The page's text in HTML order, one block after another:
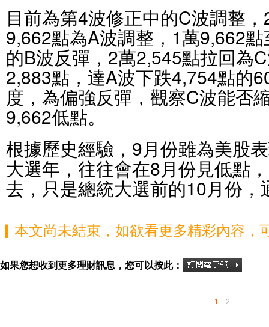
目前為第4波修正中的C波調整
9,662點為A波調整，1萬9,662
的B波反彈，2萬2,545點拉回為
2,883點，達A波下跌4,754點的
度，為偏強反彈，觀察C波能否
9,662低點。
根據歷史經驗，9月份雖為美股
大選年，往往會在8月份見低點
去，只是總統大選前的10月份
▎本文尚未結束，如欲看更多精彩內容，
如果您想收到更多理財訊息，您可以按此：
1 2